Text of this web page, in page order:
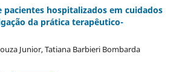
pacientes hospitalizados em cuidados
da prática terapêutico-
Junior, Tatiana Barbieri Bombarda